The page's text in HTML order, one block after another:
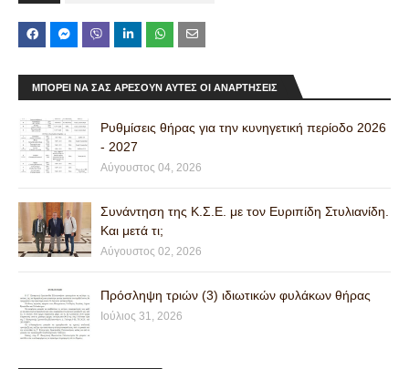
ΜΠΟΡΕΊ ΝΑ ΣΑΣ ΑΡΈΣΟΥΝ ΑΥΤΈΣ ΟΙ ΑΝΑΡΤΉΣΕΙΣ
Ρυθμίσεις θήρας για την κυνηγετική περίοδο 2026
- 2027
Αύγουστος 04, 2026
Συνάντηση της Κ.Σ.Ε. με τον Ευριπίδη Στυλιανίδη.
Και μετά τι;
Αύγουστος 02, 2026
Πρόσληψη τριών (3) ιδιωτικών φυλάκων θήρας
Ιούλιος 31, 2026